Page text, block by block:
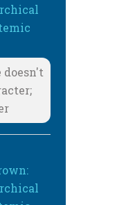
doesn't